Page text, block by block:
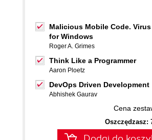
Malicious Mobile Code.
for Windows
Roger A. Grimes
Think Like a Programmer
Aaron Ploetz
DevOps Driven Development
Abhishek Gaurav
Cena
Oszczędzasz: